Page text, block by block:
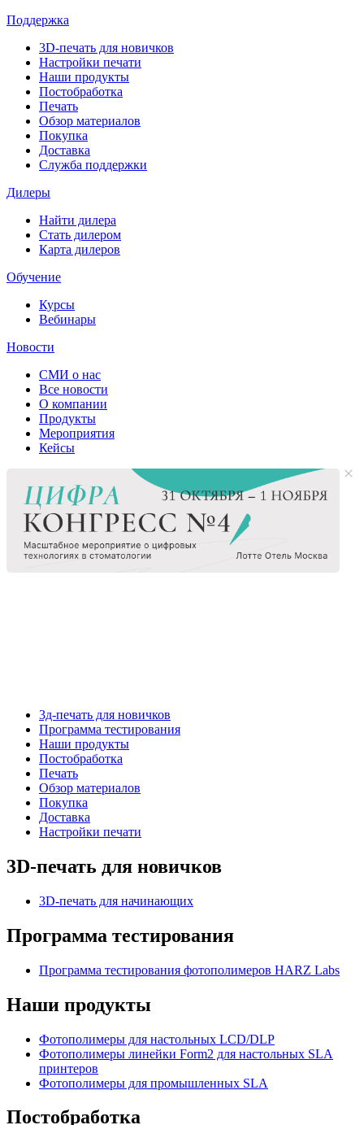
Поддержка
3D-печать для новичков
Настройки печати
Наши продукты
Постобработка
Печать
Обзор материалов
Покупка
Доставка
Служба поддержки
Дилеры
Найти дилера
Cтать дилером
Карта дилеров
Обучение
Курсы
Вебинары
Новости
СМИ о нас
Все новости
О компании
Продукты
Мероприятия
Кейсы
3д-печать для новичков
Программа тестирования
Наши продукты
Постобработка
Печать
Обзор материалов
Покупка
Доставка
Настройки печати
3D-печать для новичков
3D-печать для начинающих
Программа тестирования
Программа тестирования фотополимеров HARZ Labs
Наши продукты
Фотополимеры для настольных LCD/DLP
Фотополимеры линейки Form2 для настольных SLA
принтеров
Фотополимеры для промышленных SLA
Постобработка